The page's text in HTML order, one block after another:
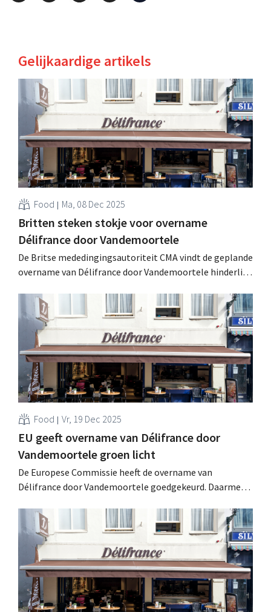
Gelijkaardige artikels
Food Ma, 08 Dec 2025
Britten steken stokje voor overname
Délifrance door Vandemoortele
De Britse mededingingsautoriteit CMA vindt de geplande
overname van Délifrance door Vandemoortele hinderlijk
week de tijd om meer garanties te geven voor het
segment van diepgevroren bladerdeeg. .
Food Vr, 19 Dec 2025
EU geeft overname van Délifrance door
Vandemoortele groen licht
De Europese Commissie heeft de overname van
Délifrance door Vandemoortele goedgekeurd. Daarmee
van een speler van 2,4 miljard euro in de markt voor
diepvriesbakkerijproducten. .